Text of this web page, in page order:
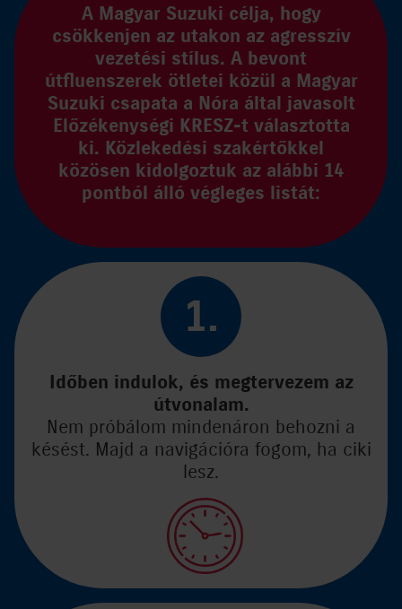
35 ÉV
EGYÜTT AZ UTAKON
CORPORATE
AUTO
MOTOR
A Magyar Suzuki célja, hogy
csökkenjen az utakon az agresszív
vezetési stílus. A bevont
útfluenszerek ötletei közül a Magyar
Suzuki csapata a Nóra által javasolt
Előzékenységi KRESZ-t választotta
ki. Közlekedési szakértőkkel
közösen kidolgoztuk az alábbi 14
pontból álló végleges listát:
1.
Időben indulok, és megtervezem az
útvonalam.
Nem próbálom mindenáron behozni a
késést. Majd a navigációra fogom, ha ciki
lesz.